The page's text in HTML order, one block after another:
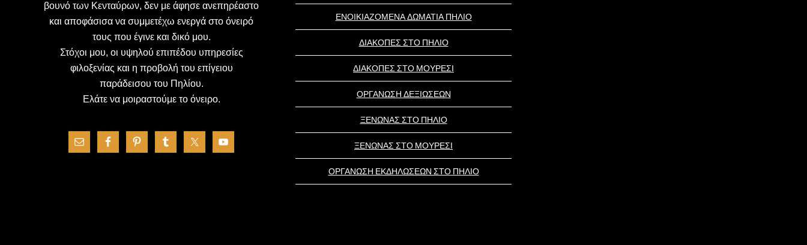
βουνό των Κενταύρων, δεν με άφησε ανεπηρέαστο
και αποφάσισα να συμμετέχω ενεργά στο όνειρό
τους που έγινε και δικό μου.
Στόχοι μου, οι υψηλού επιπέδου υπηρεσίες
φιλοξενίας και η προβολή του επίγειου
παράδεισου του Πηλίου.
Ελάτε να μοιραστούμε το όνειρο.
ΕΝΟΙΚΙΑΖΟΜΕΝΑ ΔΩΜΑΤΙΑ ΠΗΛΙΟ
ΔΙΑΚΟΠΕΣ ΣΤΟ ΠΗΛΙΟ
ΔΙΑΚΟΠΕΣ ΣΤΟ ΜΟΥΡΕΣΙ
ΟΡΓΑΝΩΣΗ ΔΕΞΙΩΣΕΩΝ
ΞΕΝΩΝΑΣ ΣΤΟ ΠΗΛΙΟ
ΞΕΝΩΝΑΣ ΣΤΟ ΜΟΥΡΕΣΙ
ΟΡΓΑΝΩΣΗ ΕΚΔΗΛΩΣΕΩΝ ΣΤΟ ΠΗΛΙΟ